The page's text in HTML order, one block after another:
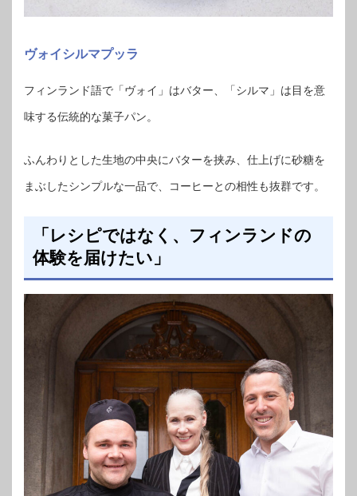
ヴォイシルマプッラ
フィンランド語で「ヴォイ」はバター、「シルマ」は目を意
味する伝統的な菓子パン。
ふんわりとした生地の中央にバターを挟み、仕上げに砂糖を
まぶしたシンプルな一品で、コーヒーとの相性も抜群です。
「レシピではなく、フィンランドの
体験を届けたい」